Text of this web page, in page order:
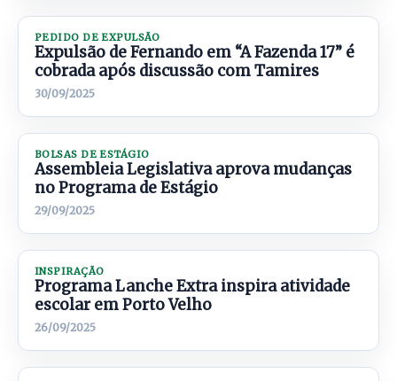
PEDIDO DE EXPULSÃO
Expulsão de Fernando em “A Fazenda 17” é
cobrada após discussão com Tamires
30/09/2025
BOLSAS DE ESTÁGIO
Assembleia Legislativa aprova mudanças
no Programa de Estágio
29/09/2025
INSPIRAÇÃO
Programa Lanche Extra inspira atividade
escolar em Porto Velho
26/09/2025